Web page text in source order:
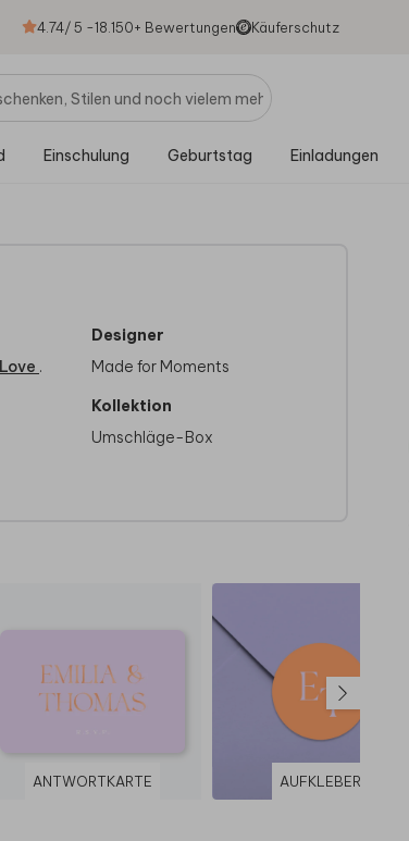
4.74/ 5 -18.150+ Bewertungen Käuferschutz
Einschulung Geburtstag Einladungen
.
bei
Designer
Made for Moments
Kollektion
Umschläge-Box
ANTWORTKARTE AUFKLEBER